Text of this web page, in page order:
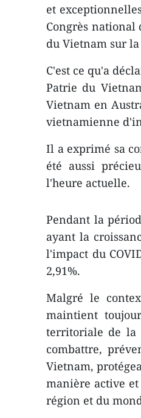
et
Congrès
du Vietnam sur
C'est ce qu'a
Patrie du
Vietnam en
vietnamienne
Il a exprimé sa
été aussi
l'heure actuelle.
Pendant la
ayant la
l'impact du
2,91%.
Malgré le
maintient
territoriale de la
combattre,
Vietnam,
manière active
région et du